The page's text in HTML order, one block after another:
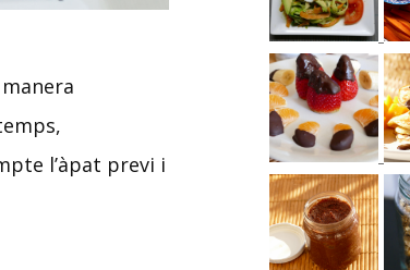
l’àpat previ i